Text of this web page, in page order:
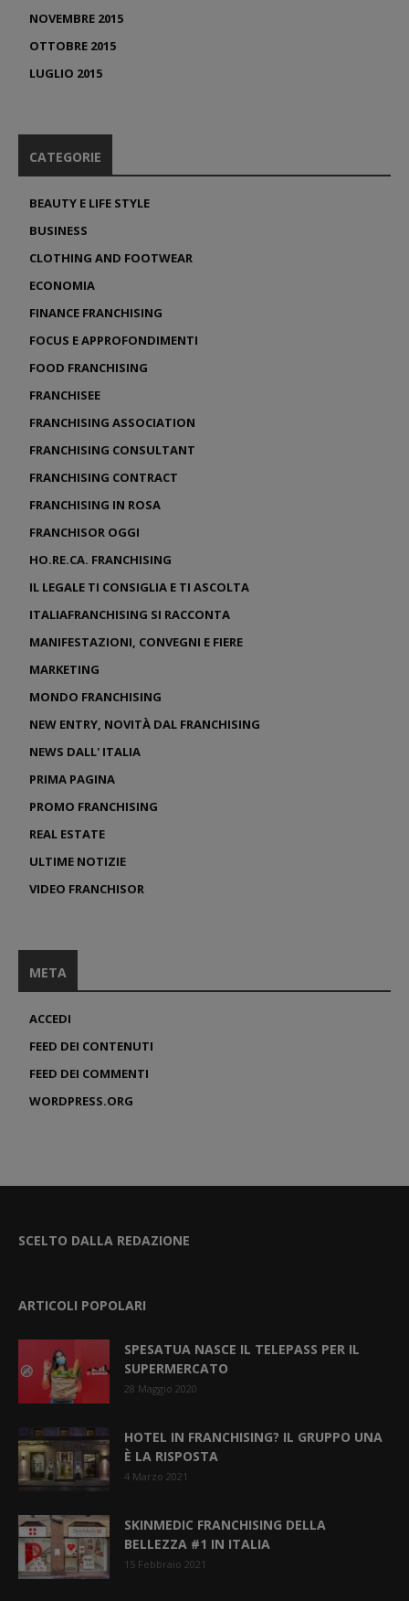
NOVEMBRE 2015
OTTOBRE 2015
LUGLIO 2015
CATEGORIE
BEAUTY E LIFE STYLE
BUSINESS
CLOTHING AND FOOTWEAR
ECONOMIA
FINANCE FRANCHISING
FOCUS E APPROFONDIMENTI
FOOD FRANCHISING
FRANCHISEE
FRANCHISING ASSOCIATION
FRANCHISING CONSULTANT
FRANCHISING CONTRACT
FRANCHISING IN ROSA
FRANCHISOR OGGI
HO.RE.CA. FRANCHISING
IL LEGALE TI CONSIGLIA E TI ASCOLTA
ITALIAFRANCHISING SI RACCONTA
MANIFESTAZIONI, CONVEGNI E FIERE
MARKETING
MONDO FRANCHISING
NEW ENTRY, NOVITÀ DAL FRANCHISING
NEWS DALL' ITALIA
PRIMA PAGINA
PROMO FRANCHISING
REAL ESTATE
ULTIME NOTIZIE
VIDEO FRANCHISOR
META
ACCEDI
FEED DEI CONTENUTI
FEED DEI COMMENTI
WORDPRESS.ORG
SCELTO DALLA REDAZIONE
ARTICOLI POPOLARI
SPESATUA NASCE IL TELEPASS PER IL
SUPERMERCATO
28 Maggio 2020
HOTEL IN FRANCHISING? IL GRUPPO UNA
È LA RISPOSTA
4 Marzo 2021
SKINMEDIC FRANCHISING DELLA
BELLEZZA #1 IN ITALIA
15 Febbraio 2021